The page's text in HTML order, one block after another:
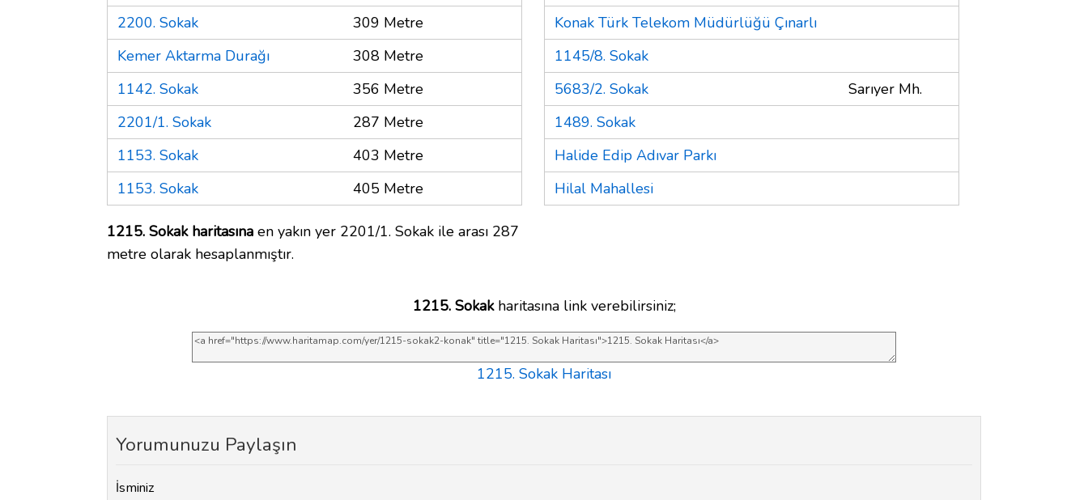
2200. Sokak
309 Metre
Kemer Aktarma Durağı
308 Metre
1142. Sokak
356 Metre
2201/1. Sokak
287 Metre
1153. Sokak
403 Metre
1153. Sokak
405 Metre
1215. Sokak haritasına en yakın yer 2201/1. Sokak ile arası 287
metre olarak hesaplanmıştır.
Konak Türk Telekom Müdürlüğü Çınarlı
1145/8. Sokak
5683/2. Sokak
Sarıyer Mh.
1489. Sokak
Halide Edip Adıvar Parkı
Hilal Mahallesi
1215. Sokakharitasına link verebilirsiniz;
1215. Sokak Haritası
Yorumunuzu Paylaşın
İsminiz